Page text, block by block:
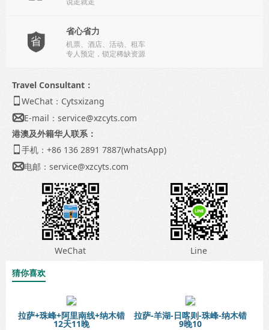
 省心省力
机票、酒店、活动、租车
专人预定，锁定稀缺资源
Travel Consultant：
 WeChat：Cytsxizang
E-mail： service@xzcyts.com
港澳及外籍华人联系：
 手机：+86 136 2891 7887(whatsApp)
电邮： service@xzcyts.com
WeChat
Line
猜你喜欢
拉萨+珠峰+阿里南线+纳木错
12天11晚
拉萨-羊湖-日喀则-珠峰-纳木错
9晚10